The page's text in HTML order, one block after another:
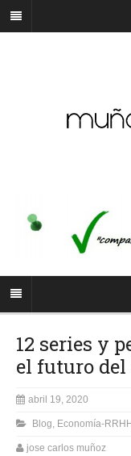
12 series y
el futuro
abril 19, 2020
Blog Economía-
jose carlos muñoz